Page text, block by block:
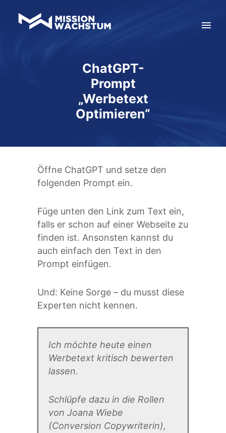
ChatGPT-
Prompt
„Werbetext
Optimieren“
Öffne ChatGPT und setze den
folgenden Prompt ein.
Füge unten den Link zum Text ein,
falls er schon auf einer Webseite zu
finden ist. Ansonsten kannst du
auch einfach den Text in den
Prompt einfügen.
Und: Keine Sorge – du musst diese
Experten nicht kennen.
Ich möchte heute einen
Werbetext kritisch bewerten
lassen.
Schlüpfe dazu in die Rollen
von Joana Wiebe
(Conversion Copywriterin),